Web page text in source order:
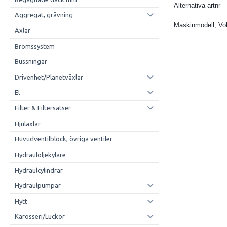
Aggregat, grävning
Axlar
Bromssystem
Bussningar
Drivenhet/Planetväxlar
El
Filter & Filtersatser
Hjulaxlar
Huvudventilblock, övriga ventiler
Hydrauloljekylare
Hydraulcylindrar
Hydraulpumpar
Hytt
Karosseri/Luckor
Alternativa artnr
Maskinmodell,